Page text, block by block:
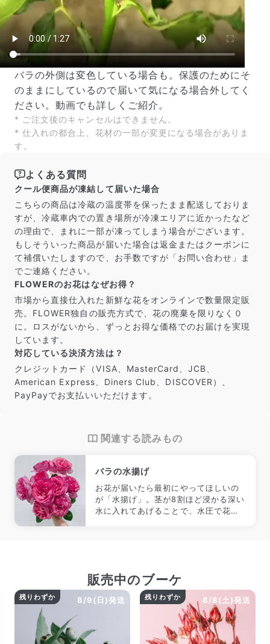
バラの外側は変色している場合も。保護のためにそ
のままにしているので届いて気になる場合外してく
ださい。動画でも詳しくご紹介。
* ご注文後のキャンセルはできません。
* 仕入れの都合上、花材の一部が変更になる場合がありま
す。
よくある質問
クール便商品が凍結して届いた場合
こちらの商品は冷蔵の温度帯を保ったまま配送しておりま
すが、冷蔵車内での置き場所が冷凍エリアに近かったなど
の理由で、まれに一部が凍ってしまう場合がございます。
もしそういった商品が届いた場合は返金またはクーポンに
て補償いたしますので、お手数ですが「お問い合わせ」ま
でご連絡ください。
FLOWERのお花はなぜお得？
市場から直接仕入れた新鮮な花をオンラインで数量限定販
売。FLOWER独自の販売方式で、花の廃棄を限りなく０
に。ロスがないから、ずっとお得な価格でのお届けを実現
しています。
対応している決済方法は？
クレジットカード（VISA、MasterCard、JCB、
American Express、Diners Club、DISCOVER）、
PayPayでお支払いいただけます。
関連する読みもの
バラの水揚げ
お花が届いたら最初にやってほしいの
が「水揚げ」。茎が8割ほど浸かる深い
水に入れてあげることで、水圧で花に
販売中のブーケ
8/9(日)発送
残りわずか 8/8(土)発送
残りわずか